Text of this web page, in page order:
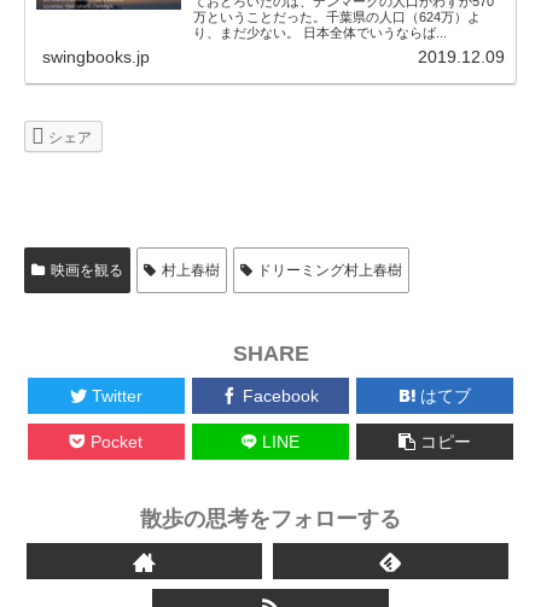
万ということだった。千葉県の人口（624万）よ
り、まだ少ない。 日本全体でいうならば...
swingbooks.jp 2019.12.09
シェア
映画を観る 村上春樹 ドリーミング村上春樹
SHARE
Twitter Facebook はてブ
Pocket LINE コピー
散歩の思考をフォローする